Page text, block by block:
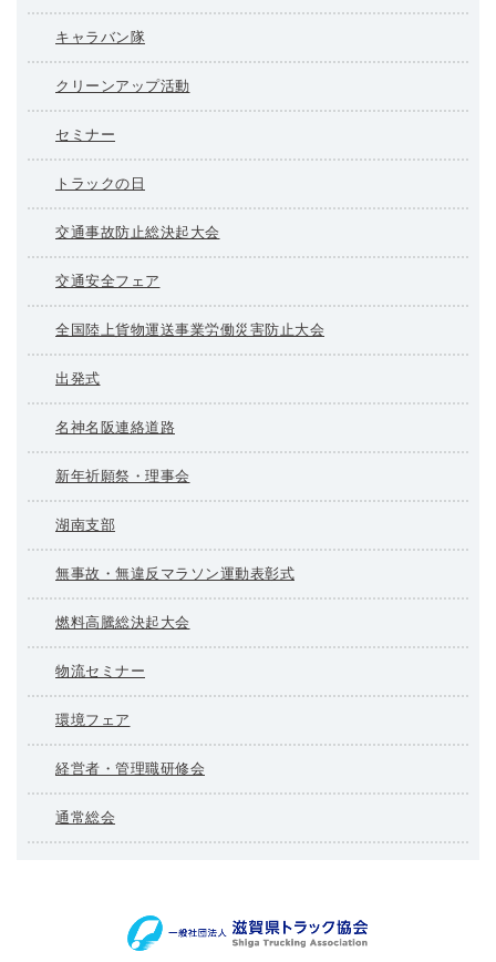
キャラバン隊
クリーンアップ活動
セミナー
トラックの日
交通事故防止総決起大会
交通安全フェア
全国陸上貨物運送事業労働災害防止大会
出発式
名神名阪連絡道路
新年祈願祭・理事会
湖南支部
無事故・無違反マラソン運動表彰式
燃料高騰総決起大会
物流セミナー
環境フェア
経営者・管理職研修会
通常総会